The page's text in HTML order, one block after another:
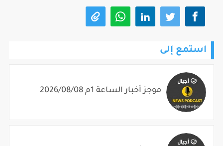
استمع إلى
موجز أخبار الساعة 1م 2026/08/08